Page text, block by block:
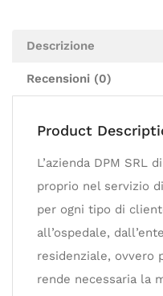
Descrizione
Recensioni (0)
Product
L’azienda DPM SRL
proprio nel servizio
per ogni tipo di
all’ospedale,
residenziale, ovvero
rende necessaria la